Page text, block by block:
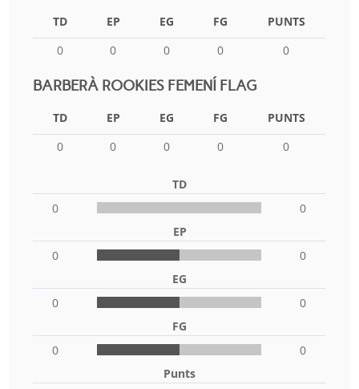
TD EP EG FG
PUNTS
0
0 0 0 0
BARBERÀ ROOKIES FEMENÍ FLAG
TD EP EG FG
PUNTS
0
0 0 0 0
TD
0
0
EP
0
0
EG
0
0
FG
0
0
Punts